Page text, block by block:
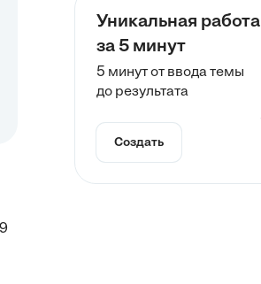
Уникальная работа
за 5 минут
5 минут от ввода темы
до результата
Создать